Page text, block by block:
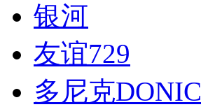
银河
友谊729
多尼克DONIC